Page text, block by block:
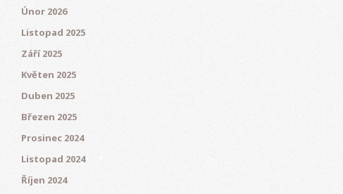
Únor 2026
Listopad 2025
Září 2025
Květen 2025
Duben 2025
Březen 2025
Prosinec 2024
Listopad 2024
Říjen 2024